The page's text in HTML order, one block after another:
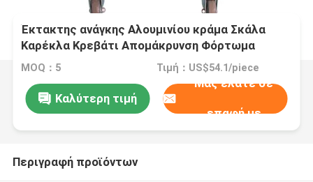
Έκτακτης ανάγκης Αλουμινίου κράμα Σκάλα
Καρέκλα Κρεβάτι Απομάκρυνση Φόρτωμα
Σκάλα Μεταφοράς
MOQ：5 Τιμή：US$54.1/piece
Καλύτερη τιμή
Μας ελάτε σε
επαφή με
Περιγραφή προϊόντων